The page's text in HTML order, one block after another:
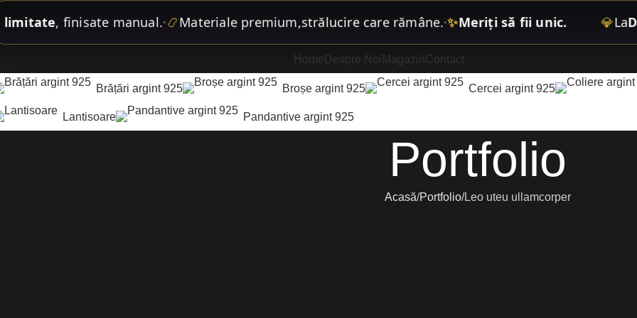
, finisate manual.•📿Materiale premium,strălucire care rămâne.•✨Meriți să fii unic. La
Home Despre Noi MagazinContact
Brățări argint 925 Broșe argint 925 Cercei argint 925
Lantisoare Pandantive argint 925
Portfolio
Acasă Portfolio Leo uteu ullamcorper